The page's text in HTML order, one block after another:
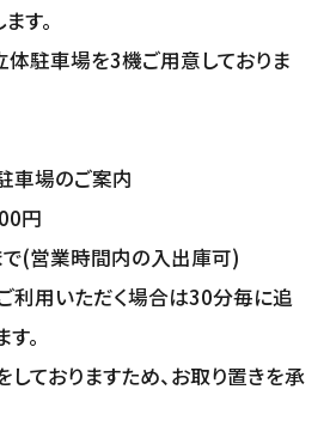
す。
駐車場を3機ご用意しておりま
車場のご案内
円
(営業時間内の入出庫可)
利用いただく場合は30分毎に追
。
しておりますため、お取り置きを承